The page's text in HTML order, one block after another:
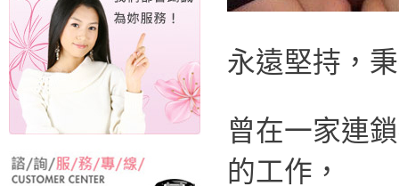
永遠堅持，
曾在一家連
的工作，